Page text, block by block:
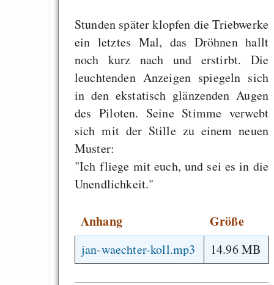
Stunden später klopfen die Triebwerke
ein letztes Mal, das Dröhnen hallt
noch kurz nach und erstirbt. Die
leuchtenden Anzeigen spiegeln sich
in den ekstatisch glänzenden Augen
des Piloten. Seine Stimme verwebt
sich mit der Stille zu einem neuen
Muster:
"Ich fliege mit euch, und sei es in die
Unendlichkeit."
Anhang Größe
jan-waechter-koll.mp3 14.96 MB